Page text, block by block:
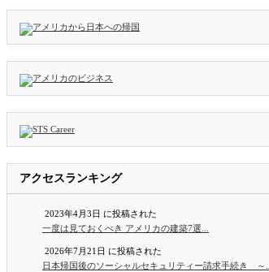
アクセスランキング
2023年4月3日 に投稿された
一度は見ておくべき アメリカの建築7選...
2026年7月21日 に投稿された
日本帰国後のソーシャルセキュリティー請求手続き ～...